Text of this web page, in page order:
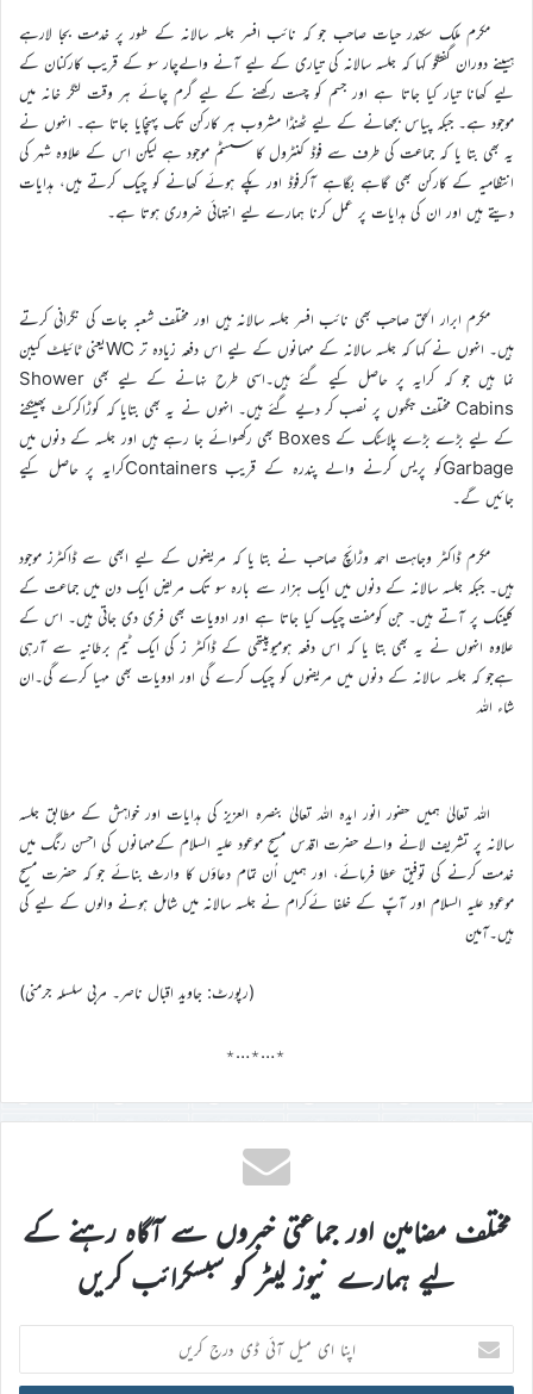
مکرم ملک سکندر حیات صاحب جو کہ نائب افسر جلسہ سالانہ کے طور پر خدمت بجا لارہے
ہیںنے دوران گفتگو کہا کہ جلسہ سالانہ کی تیاری کے لیے آنے والےچار سو کے قریب کارکنان کے
لیے کھانا تیار کیا جاتا ہے اور جسم کو چست رکھنے کے لیے گرم چائے ہر وقت لنگر خانہ میں
موجود ہے۔ جبکہ پیاس بجھانے کے لیے ٹھنڈا مشروب ہر کارکن تک پہنچایا جاتا ہے۔ انہوں نے
یہ بھی بتا یا کہ جماعت کی طرف سے فوڈ کنٹرول کا سسٹم موجود ہے لیکن اس کے علاوہ شہر کی
انتظامیہ کے کارکن بھی گاہے بگاہے آکرفوڈ اور پکے ہوئے کھانے کو چیک کرتے ہیں، ہدایات
دیتے ہیں اور ان کی ہدایات پر عمل کرنا ہمارے لیے انتہائی ضروری ہوتا ہے۔
مکرم ابرار الحق صاحب بھی نائب افسر جلسہ سالانہ ہیں اور مختلف شعبہ جات کی نگرانی کرتے
ہیں۔ انہوں نے کہا کہ جلسہ سالانہ کے مہمانوں کے لیے اس دفعہ زیادہ تر WCیعنی ٹائیلٹ کیبن
نما ہیں جو کہ کرایہ پر حاصل کیے گئے ہیں۔اسی طرح نہانے کے لیے بھی Shower
Cabins مختلف جگہوں پر نصب کر دیے گئے ہیں۔ انہوں نے یہ بھی بتایا کہ کوڑاکرکٹ پھینکنے
کے لیے بڑے بڑے پلاسٹک کے Boxes بھی رکھوائے جا رہے ہیں اور جلسہ کے دنوں میں
Garbageکو پریس کرنے والے پندرہ کے قریب Containersکرایہ پر حاصل کیے
جائیں گے۔
مکرم ڈاکٹر وجاہت احمد وڑائچ صاحب نے بتا یا کہ مریضوں کے لیے ابھی سے ڈاکٹرز موجود
ہیں۔ جبکہ جلسہ سالانہ کے دنوں میں ایک ہزار سے بارہ سو تک مریض ایک دن میں جماعت کے
کلینک پر آتے ہیں۔ جن کومفت چیک کیا جاتا ہے اور ادویات بھی فری دی جاتی ہیں۔ اس کے
علاوہ انہوں نے یہ بھی بتا یا کہ اس دفعہ ہومیوپیتھی کے ڈاکٹر ز کی ایک ٹیم برطانیہ سے آرہی
ہےجو کہ جلسہ سالانہ کے دنوں میں مریضوں کو چیک کرے گی اور ادویات بھی مہیا کرے گی۔ان
شاء اللہ
اللہ تعالیٰ ہمیں حضور انور ایدہ اللہ تعالیٰ بنصرہ العزیز کی ہدایات اور خواہش کے مطابق جلسہ
سالانہ پر تشریف لانے والے حضرت اقدس مسیح موعود علیہ السلام کےمہمانوں کی احسن رنگ میں
خدمت کرنے کی توفیق عطا فرمائے، اور ہمیں اُن تمام دعاؤں کا وارث بنائے جو کہ حضرت مسیح
موعود علیہ السلام اور آپؑ کے خلفا ئےکرام نے جلسہ سالانہ میں شامل ہونے والوں کے لیے کی
ہیں۔آمین
(رپورٹ: جاوید اقبال ناصر۔ مربی سلسلہ جرمنی)
٭…٭…٭
مختلف مضامین اور جماعتی خبروں سے آگاہ رہنے کے
لیے ہمارے نیوز لیٹر کو سبسکرائب کریں
اپنا
ای
میل